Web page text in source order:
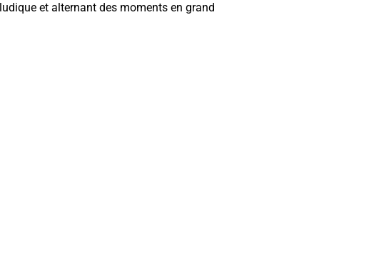
et alternant des moments en grand